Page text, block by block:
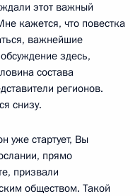
этот важный
кажется, что повестка
важнейшие
здесь,
состава
регионов.
снизу.
уже стартует, Вы
прямо
призвали
обществом. Такой